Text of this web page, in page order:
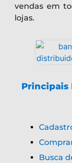
vendas em
lojas.
Principais
Busca